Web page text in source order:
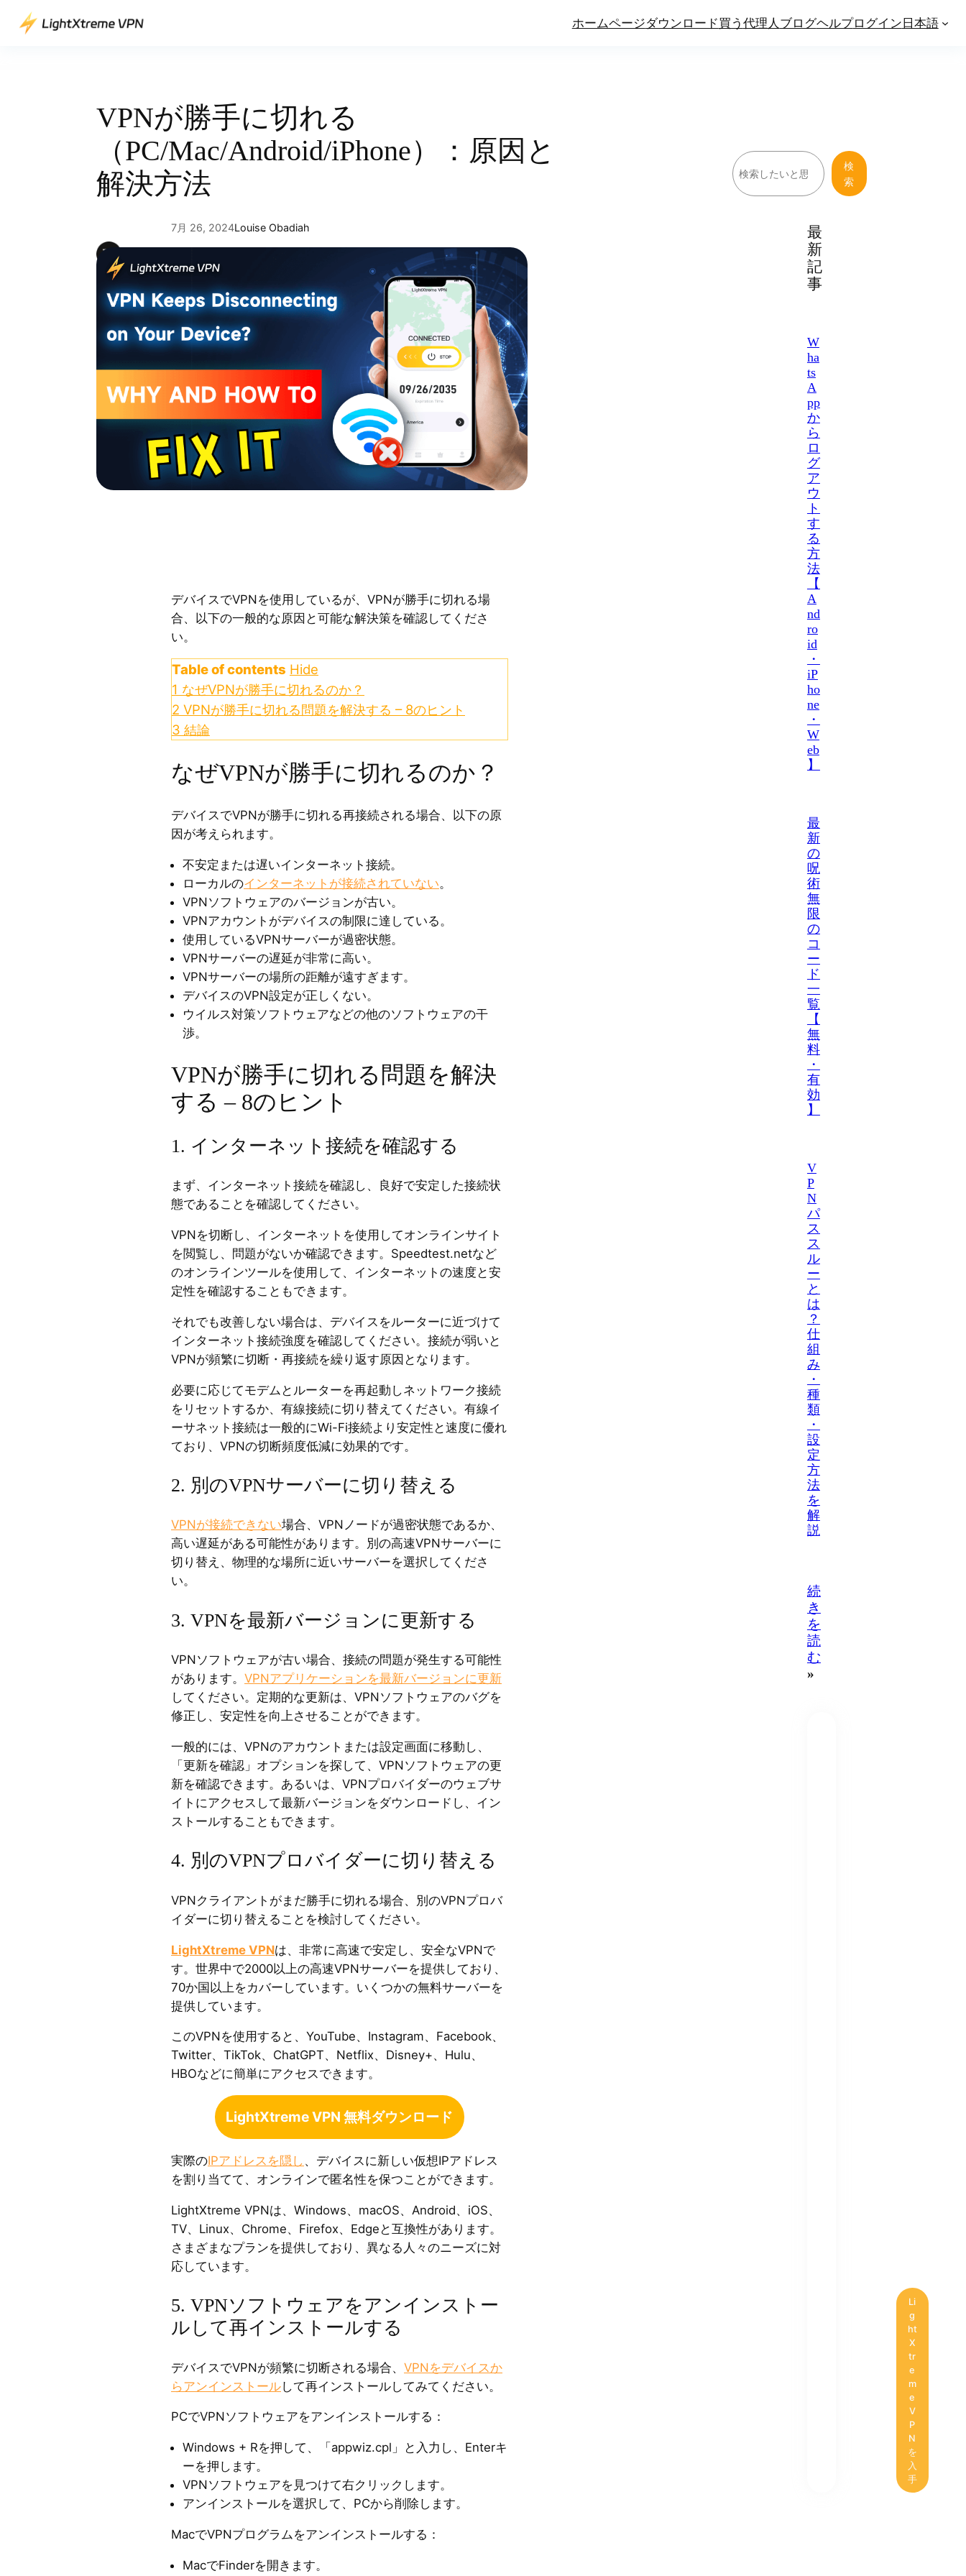
ホームページダウンロード買う 代理人 ブログヘルプログイン日本語
VPNが勝手に切れる
（PC/Mac/Android/iPhone）：原因と
解決方法
7月 26, 2024Louise Obadiah
デバイスでVPNを使用しているが、VPNが勝手に切れる場
合、以下の一般的な原因と可能な解決策を確認してくださ
い。
Table of contents Hide
1 なぜVPNが勝手に切れるのか？
2 VPNが勝手に切れる問題を解決する – 8のヒント
3 結論
なぜVPNが勝手に切れるのか？
デバイスでVPNが勝手に切れる再接続される場合、以下の原
因が考えられます。
不安定または遅いインターネット接続。
ローカルのインターネットが接続されていない。
VPNソフトウェアのバージョンが古い。
VPNアカウントがデバイスの制限に達している。
使用しているVPNサーバーが過密状態。
VPNサーバーの遅延が非常に高い。
VPNサーバーの場所の距離が遠すぎます。
デバイスのVPN設定が正しくない。
ウイルス対策ソフトウェアなどの他のソフトウェアの干
渉。
VPNが勝手に切れる問題を解決
する – 8のヒント
1. インターネット接続を確認する
まず、インターネット接続を確認し、良好で安定した接続状
態であることを確認してください。
VPNを切断し、インターネットを使用してオンラインサイト
を閲覧し、問題がないか確認できます。Speedtest.netなど
のオンラインツールを使用して、インターネットの速度と安
定性を確認することもできます。
それでも改善しない場合は、デバイスをルーターに近づけて
インターネット接続強度を確認してください。接続が弱いと
VPNが頻繁に切断・再接続を繰り返す原因となります。
必要に応じてモデムとルーターを再起動しネットワーク接続
をリセットするか、有線接続に切り替えてください。有線イ
ーサネット接続は一般的にWi-Fi接続より安定性と速度に優れ
ており、VPNの切断頻度低減に効果的です。
2. 別のVPNサーバーに切り替える
VPNが接続できない場合、VPNノードが過密状態であるか、
高い遅延がある可能性があります。別の高速VPNサーバーに
切り替え、物理的な場所に近いサーバーを選択してくださ
い。
3. VPNを最新バージョンに更新する
VPNソフトウェアが古い場合、接続の問題が発生する可能性
があります。 VPNアプリケーションを最新バージョンに更新
してください。定期的な更新は、VPNソフトウェアのバグを
修正し、安定性を向上させることができます。
一般的には、VPNのアカウントまたは設定画面に移動し、
「更新を確認」オプションを探して、VPNソフトウェアの更
新を確認できます。あるいは、VPNプロバイダーのウェブサ
イトにアクセスして最新バージョンをダウンロードし、イン
ストールすることもできます。
4. 別のVPNプロバイダーに切り替える
VPNクライアントがまだ勝手に切れる場合、別のVPNプロバ
イダーに切り替えることを検討してください。
LightXtreme VPNは、非常に高速で安定し、安全なVPNで
す。世界中で2000以上の高速VPNサーバーを提供しており、
70か国以上をカバーしています。いくつかの無料サーバーを
提供しています。
このVPNを使用すると、YouTube、Instagram、Facebook、
Twitter、TikTok、ChatGPT、Netflix、Disney+、Hulu、
HBOなどに簡単にアクセスできます。
LightXtreme VPN 無料ダウンロード
実際のIPアドレスを隠し 、デバイスに新しい仮想IPアドレス
を割り当てて、オンラインで匿名性を保つことができます。
LightXtreme VPNは、Windows、macOS、Android、iOS、
TV、Linux、Chrome、Firefox、Edgeと互換性があります。
さまざまなプランを提供しており、異なる人々のニーズに対
応しています。
5. VPNソフトウェアをアンインストー
ルして再インストールする
デバイスでVPNが頻繁に切断される場合、 VPNをデバイスか
らアンインストールして再インストールしてみてください。
PCでVPNソフトウェアをアンインストールする：
Windows + Rを押して、「appwiz.cpl」と入力し、Enterキ
ーを押します。
VPNソフトウェアを見つけて右クリックします。
アンインストールを選択して、PCから削除します。
MacでVPNプログラムをアンインストールする：
MacでFinderを開きます。
検
索
検
索
最
新
記
事
W
ha
ts
A
pp
か
ら
ロ
グ
ア
ウ
ト
す
る
方
法
【
A
nd
ro
id
・
iP
ho
ne
・
W
eb
】
最
新
の
呪
術
無
限
の
コ
ー
ド
一
覧
【
無
料
・
有
効
】
V
P
N
パ
ス
ス
ル
ー
と
は
？
仕
組
み
・
種
類
・
設
定
方
法
を
解
説
続
き
を
読
む
»
Li
g
ht
X
tr
e
m
e
V
P
N
を
入
手